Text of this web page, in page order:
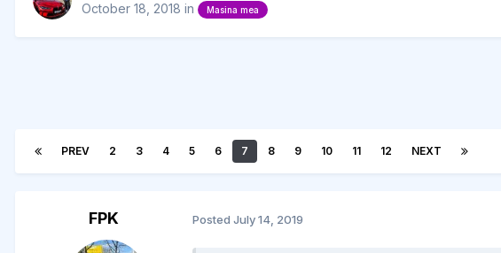
October 18, 2018 in Masina mea
PREV 2 3 4 5 6 7 8 9 10 11 12 NEXT
FPK Posted July 14, 2019